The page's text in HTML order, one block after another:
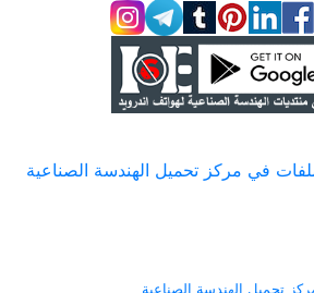
في مركز تحميل الهندسة الصناعية
تحميل الهندسة الصناعية